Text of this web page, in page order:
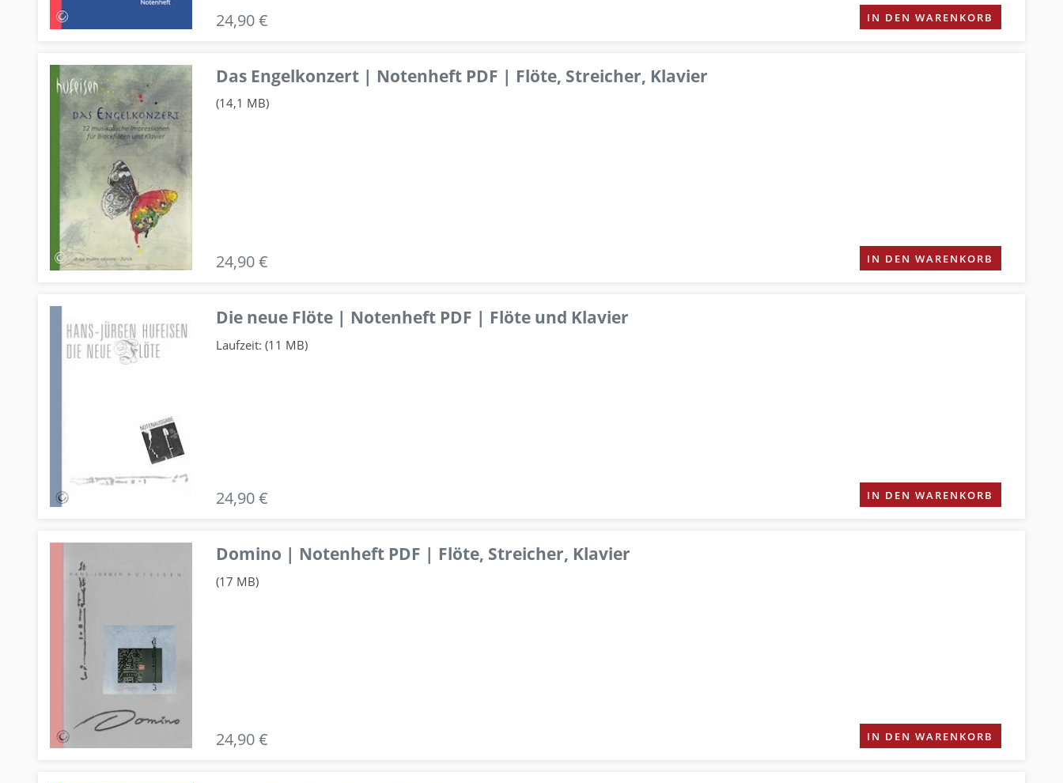
24,90 € IN DEN WARENKORB
Das Engelkonzert | Notenheft PDF | Flöte, Streicher, Klavier
(14,1 MB)
24,90 € IN DEN WARENKORB
Die neue Flöte | Notenheft PDF | Flöte und Klavier
Laufzeit: (11 MB)
24,90 € IN DEN WARENKORB
Domino | Notenheft PDF | Flöte, Streicher, Klavier
(17 MB)
24,90 € IN DEN WARENKORB